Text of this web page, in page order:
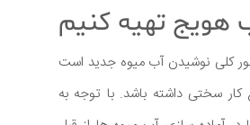
هویج تهیه کنیم
کلی نوشیدن آب میوه جدید است
سختی داشته باشد. با توجه به